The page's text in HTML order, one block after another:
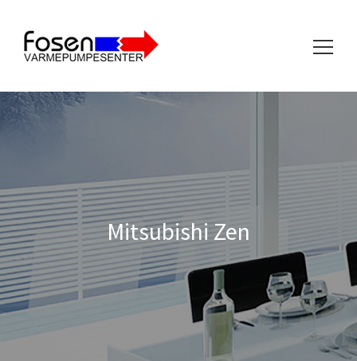
Søk
etter:
Mitsubishi Zen